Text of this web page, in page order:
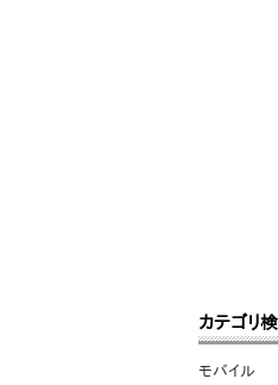
カテゴリ
モバイル